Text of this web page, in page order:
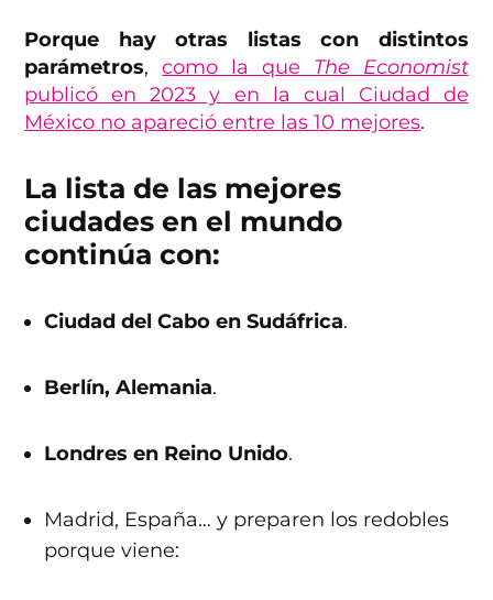
Porque hay otras listas con distintos
parámetros,como la que The Economist
publicó en 2023 y en la cual Ciudad de
México no apareció entre las 10 mejores.
La lista de las mejores
ciudades en el mundo
continúa con:
Ciudad del Cabo en Sudáfrica.
Berlín, Alemania.
Londres en Reino Unido.
Madrid, España… y preparen los redobles
porque viene: